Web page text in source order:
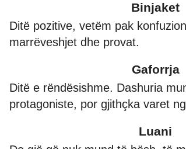
Binjaket
Ditë pozitive, vetëm pak
marrëveshjet dhe provat.
Gaforrja
Ditë e rëndësishme. Dashuria
protagoniste, por gjithçka varet
Luani